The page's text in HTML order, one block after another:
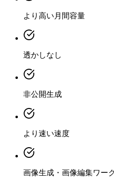
より高い月間容量
透かしなし
非公開生成
より速い速度
画像生成・画像編集ワー